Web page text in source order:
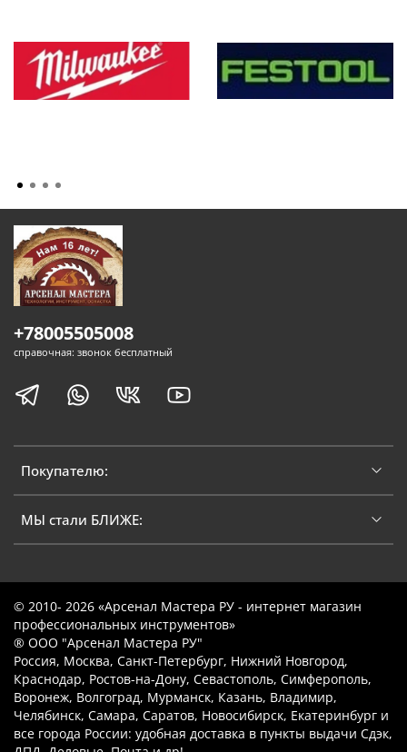
Покупателю:
МЫ стали БЛИЖЕ:
+78005505008
справочная: звонок бесплатный
© 2010- 2026 «Арсенал Мастера РУ - интернет магазин
профессиональных инструментов»
® ООО "Арсенал Мастера РУ"
Россия, Москва, Санкт-Петербург, Нижний Новгород,
Краснодар, Ростов-на-Дону, Севастополь, Симферополь,
Воронеж, Волгоград, Мурманск, Казань, Владимир,
Челябинск, Самара, Саратов, Новосибирск, Екатеринбург и
все города России: удобная доставка в пункты выдачи Сдэк,